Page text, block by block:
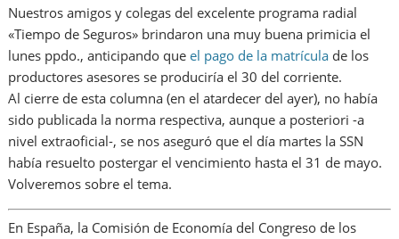
Nuestros amigos y colegas del excelente programa radial
«Tiempo de Seguros» brindaron una muy buena primicia el
lunes ppdo., anticipando queel pago de la matrícula de los
productores asesores se produciría el 30 del corriente.
Al cierre de esta columna (en el atardecer del ayer), no había
sido publicada la norma respectiva, aunque a posteriori -a
nivel extraoficial-, se nos aseguró que el día martes la SSN
había resuelto postergar el vencimiento hasta el 31 de mayo.
Volveremos sobre el tema.
En España, la Comisión de Economía del Congreso de los